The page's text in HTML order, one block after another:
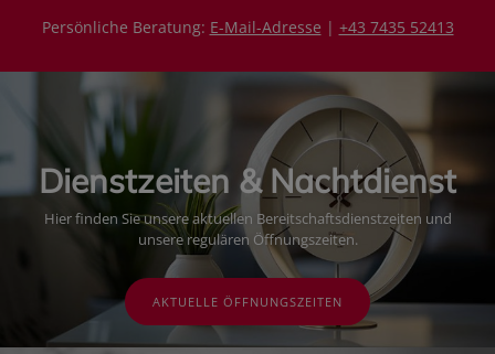
Persönliche Beratung: E-Mail-Adresse | +43 7435 52413
Dienstzeiten & Nachtdienst
Hier finden Sie unsere aktuellen Bereitschaftsdienstzeiten und
unsere regulären Öffnungszeiten.
AKTUELLE ÖFFNUNGSZEITEN